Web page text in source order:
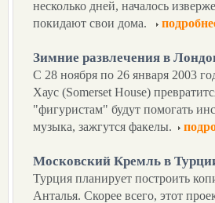
несколько дней, началось
покидают свои дома.
Зимние развлечения в
С 28 ноября по 26 января 2003
Хаус (Somerset House)
"фигуристам" будут помогать
музыка, зажгутся факелы.
Московский Кремль в
Турция планирует построить
Анталья. Скорее всего, этот